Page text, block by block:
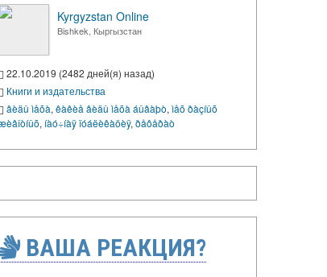
Kyrgyzstan Online
Bishkek, Кыргызстан
22.10.2019 (2482 дней(я) назад)
Книги и издательства
âèäû ìåõà, êàêèå âèäû ìåõà áûâàþò, ìåõ ðàçíûõ
, íàó÷íàÿ ïóáëèêàöèÿ, ðåôåðàò
ВАША РЕАКЦИЯ?